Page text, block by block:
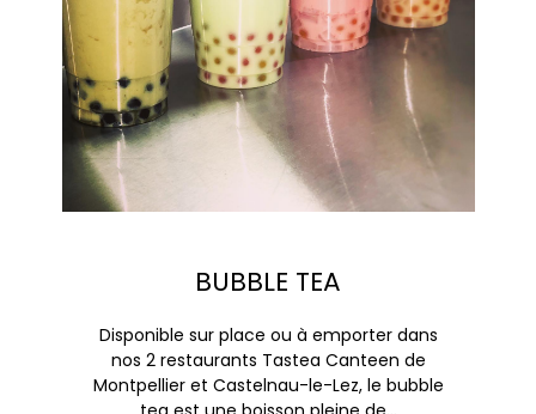
BUBBLE TEA
Disponible sur place ou à emporter dans
nos 2 restaurants Tastea Canteen de
Montpellier et Castelnau-le-Lez, le bubble